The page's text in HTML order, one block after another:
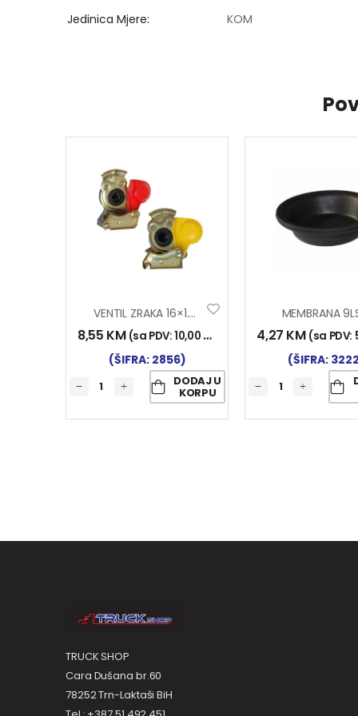
Jedinica Mjere KOM
VENTIL ZRAKA 16×1.5 Ž
8,55 KM (sa PDV:10,00 KM
(ŠIFRA: 2856)
DODAJ U
KORPU
MEMBRANA
4,27 KM (sa PDV:
(ŠIFRA:
TRUCK SHOP
Cara Dušana br.60
78252 Trn-Laktaši BiH